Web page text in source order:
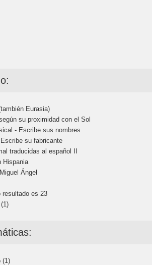
Eurasia)
su proximidad con el Sol
- Escribe sus nombres
su fabricante
traducidas al español II
Hispania
Ángel
resultado es 23
(1)